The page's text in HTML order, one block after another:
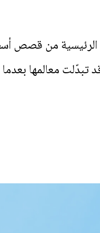
من قصص
تبدّلت معالمها